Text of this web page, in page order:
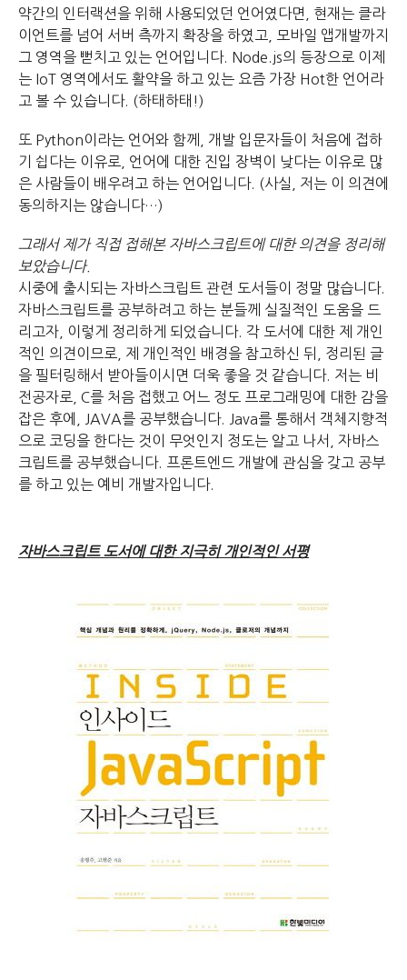
약간의 인터랙션을 위해 사용되었던 언어였다면, 현재는 클라
이언트를 넘어 서버 측까지 확장을 하였고, 모바일 앱개발까지
그 영역을 뻗치고 있는 언어입니다. Node.js의 등장으로 이제
는 IoT 영역에서도 활약을 하고 있는 요즘 가장 Hot한 언어라
고 볼 수 있습니다. (하태하태!)
또 Python이라는 언어와 함께, 개발 입문자들이 처음에 접하
기 쉽다는 이유로, 언어에 대한 진입 장벽이 낮다는 이유로 많
은 사람들이 배우려고 하는 언어입니다. (사실, 저는 이 의견에
동의하지는 않습니다…)
그래서 제가 직접 접해본 자바스크립트에 대한 의견을 정리해
보았습니다.
시중에 출시되는 자바스크립트 관련 도서들이 정말 많습니다.
자바스크립트를 공부하려고 하는 분들께 실질적인 도움을 드
리고자, 이렇게 정리하게 되었습니다. 각 도서에 대한 제 개인
적인 의견이므로, 제 개인적인 배경을 참고하신 뒤, 정리된 글
을 필터링해서 받아들이시면 더욱 좋을 것 같습니다. 저는 비
전공자로, C를 처음 접했고 어느 정도 프로그래밍에 대한 감을
잡은 후에, JAVA를 공부했습니다. Java를 통해서 객체지향적
으로 코딩을 한다는 것이 무엇인지 정도는 알고 나서, 자바스
크립트를 공부했습니다. 프론트엔드 개발에 관심을 갖고 공부
를 하고 있는 예비 개발자입니다.
자바스크립트 도서에 대한 지극히 개인적인서평